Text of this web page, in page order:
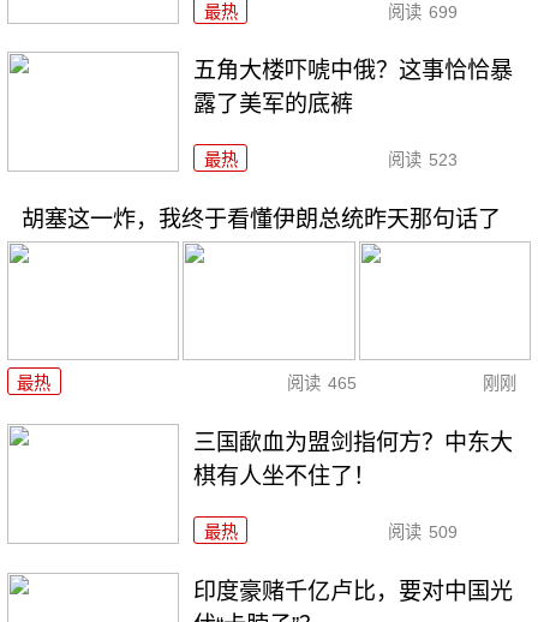
最热 阅读 699
五角大楼吓唬中俄？这事恰恰暴
露了美军的底裤
最热 阅读 523
胡塞这一炸，我终于看懂伊朗总统昨天那句话了
最热 阅读 465 刚刚
三国歃血为盟剑指何方？中东大
棋有人坐不住了！
最热 阅读 509
印度豪赌千亿卢比，要对中国光